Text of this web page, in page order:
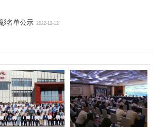
名单公示 2022-12-12